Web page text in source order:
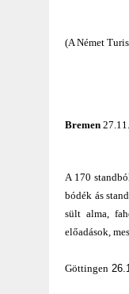
(A Német
Bremen
A 170
bódék ás
sült alma,
előadások,
Göttingen